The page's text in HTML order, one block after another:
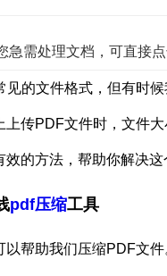
急需处理文档，可直接点
见的文件格式，但有时
上传PDF文件时，文件
的方法，帮助你解决这
pdf压缩工具
以帮助我们压缩PDF文